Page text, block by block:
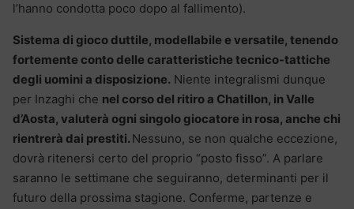
l’hanno condotta poco dopo al fallimento).
Sistema di gioco duttile, modellabile e versatile, tenendo
fortemente conto delle caratteristiche tecnico-tattiche
degli uomini a disposizione. Niente integralismi dunque
per Inzaghi che nel corso del ritiro a Chatillon, in Valle
d’Aosta, valuterà ogni singolo giocatore in rosa, anche chi
rientrerà dai prestiti. Nessuno, se non qualche eccezione,
dovrà ritenersi certo del proprio “posto fisso”. A parlare
saranno le settimane che seguiranno, determinanti per il
futuro della prossima stagione. Conferme, partenze e